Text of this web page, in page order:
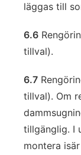
läggas till
6.6
tillval).
6.7
tillval). Om
tillgänglig. I
montera